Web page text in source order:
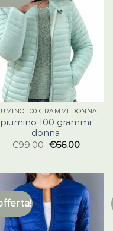
100 GRAMMI DONNA
piumino 100 grammi
donna
€99.00 €66.00